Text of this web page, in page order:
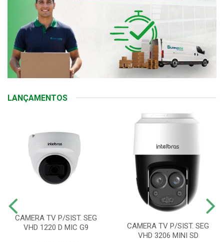
LANÇAMENTOS
CAMERA TV P/SIST. SEG
VHD 1220 D MIC G9
CAMERA TV P/SIST. SEG
VHD 3206 MINI SD